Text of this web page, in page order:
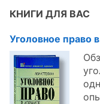
КНИГИ ДЛЯ ВАС
Уголовное право